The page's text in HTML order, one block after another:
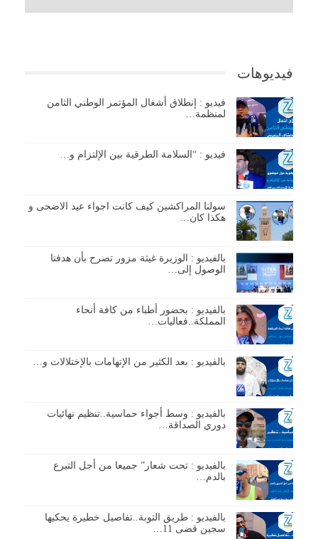
فيديوهات
فيديو : إنطلاق أشغال المؤتمر الوطني الثامن
لمنظمة…
فيديو : “السلامة الطرقية بين الإلتزام و…
سولنا المراكشين كيف كانت اجواء عيد الاضحى و
هكذا كان…
بالفيديو : الوزيرة غيثة مزور تصرح بأن هدفنا
الوصول إلى…
بالفيديو : بحضور أطباء من كافة أنحاء
المملكة..فعاليات…
بالفيديو : بعد الكثير من الإتهامات بالإختلالات و…
بالفيديو : وسط أجواء حماسية..تنظيم نهائيات
دوري الصداقة…
بالفيديو : تحت شعار” جميعا من أجل التبرع
بالدم…
بالفيديو : طريق التوبة..تفاصيل خطيرة يحكيها
سجين قضى 11…